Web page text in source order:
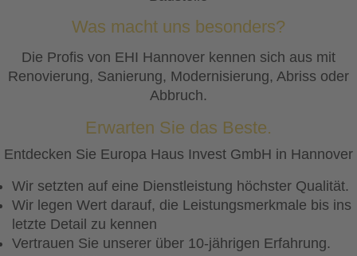
Was macht uns besonders?
Die Profis von EHI Hannover kennen sich aus mit
Renovierung, Sanierung, Modernisierung, Abriss oder
Abbruch.
Erwarten Sie das Beste.
Entdecken Sie Europa Haus Invest GmbH in Hannover
Wir setzten auf eine Dienstleistung höchster Qualität.
Wir legen Wert darauf, die Leistungsmerkmale bis ins
letzte Detail zu kennen
Vertrauen Sie unserer über 10-jährigen Erfahrung.